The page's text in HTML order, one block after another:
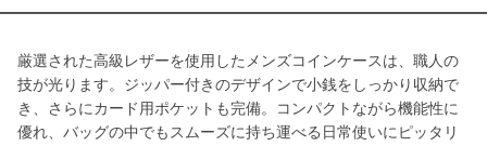
厳選された高級レザーを使用したメンズコインケースは、職人の
技が光ります。ジッパー付きのデザインで小銭をしっかり収納で
き、さらにカード用ポケットも完備。コンパクトながら機能性に
優れ、バッグの中でもスムーズに持ち運べる日常使いにピッタリ